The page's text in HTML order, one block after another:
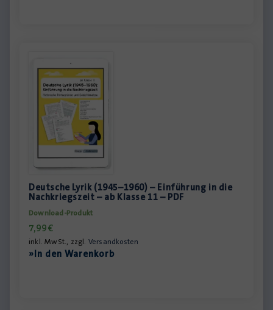
Deutsche Lyrik (1945–1960) – Einführung in die
Nachkriegszeit – ab Klasse 11 – PDF
Download-Produkt
7,99€
inkl. MwSt., zzgl. Versandkosten
»In den Warenkorb